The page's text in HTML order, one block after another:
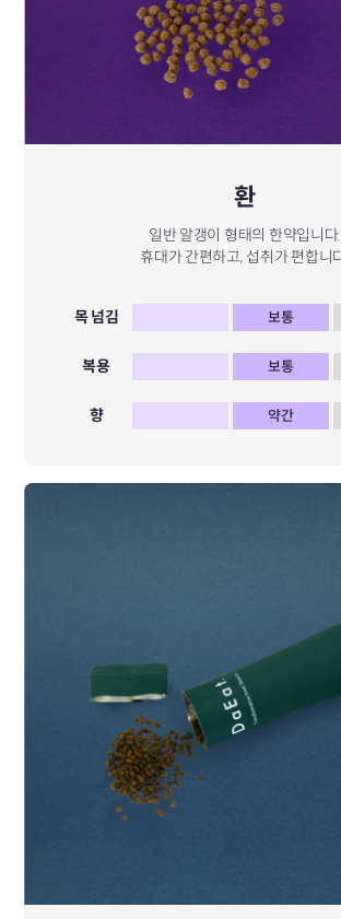
환
일반 알갱이 형태의 한약입니다.
휴대가 간편하고, 섭취가 편합니
목 넘김 보통
복용 보통
향 약간